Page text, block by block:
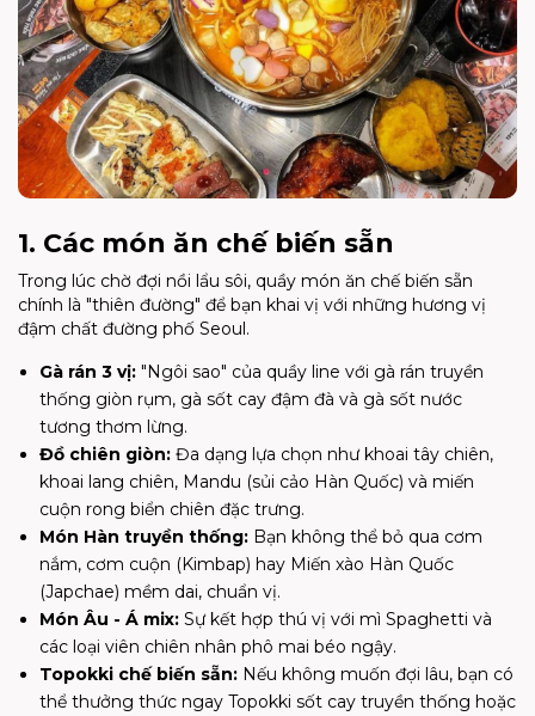
1. Các món ăn chế biến sẵn
Trong lúc chờ đợi nồi lẩu sôi, quầy món ăn chế biến sẵn
chính là "thiên đường" để bạn khai vị với những hương vị
đậm chất đường phố Seoul.
Gà rán 3 vị: "Ngôi sao" của quầy line với gà rán truyền
thống giòn rụm, gà sốt cay đậm đà và gà sốt nước
tương thơm lừng.
Đồ chiên giòn: Đa dạng lựa chọn như khoai tây chiên,
khoai lang chiên, Mandu (sủi cảo Hàn Quốc) và miến
cuộn rong biển chiên đặc trưng.
Món Hàn truyền thống: Bạn không thể bỏ qua cơm
nắm, cơm cuộn (Kimbap) hay Miến xào Hàn Quốc
(Japchae) mềm dai, chuẩn vị.
Món Âu - Á mix: Sự kết hợp thú vị với mì Spaghetti và
các loại viên chiên nhân phô mai béo ngậy.
Topokki chế biến sẵn: Nếu không muốn đợi lâu, bạn có
thể thưởng thức ngay Topokki sốt cay truyền thống hoặc